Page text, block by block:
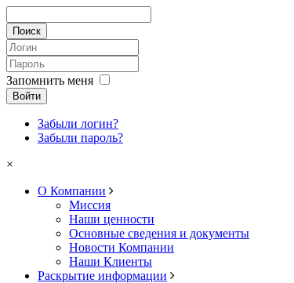
Запомнить меня
Войти
Забыли логин?
Забыли пароль?
×
О Компании
Миссия
Наши ценности
Основные сведения и документы
Новости Компании
Наши Клиенты
Раскрытие информации